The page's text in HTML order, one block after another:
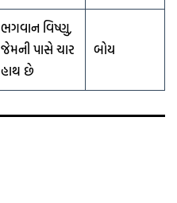
ભગવાન વિષ્ણુ,
જેમની પાસે ચાર
હાથ છે
બોય